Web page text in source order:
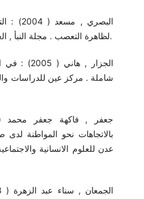
البصري ,
لظاهرة التعصب . مجلة النبأ , العدد (56) , ص ص 250- 277.
الجزار ,
شاملة . مركز عين للدراسات
بالاتجاهات نحو المواطنة